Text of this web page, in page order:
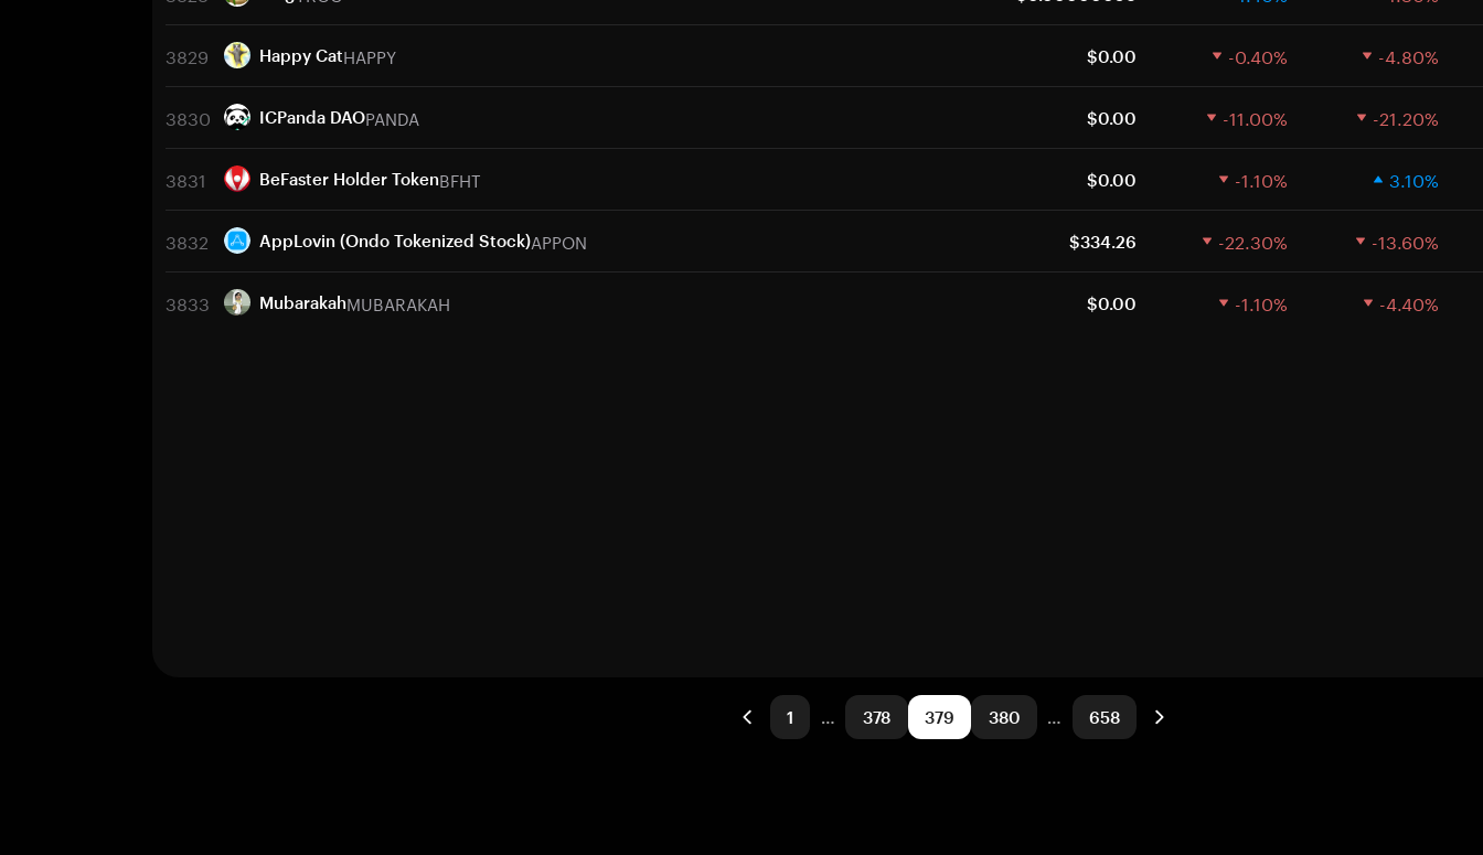
3829 Happy CatHAPPY $0.00 -0.40% -4.80%
3830 ICPanda DAOPANDA $0.00 -11.00% -21.20%
3831 BeFaster Holder TokenBFHT $0.00 -1.10% 3.10%
3832 AppLovin (Ondo Tokenized Stock)APPON $334.26 -22.30% -13.60%
3833 MubarakahMUBARAKAH $0.00 -1.10% -4.40%
1 … 378 379 380 … 658